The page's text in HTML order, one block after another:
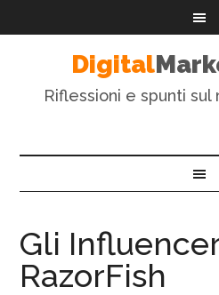
Digital
Riflessioni e spunti
Gli
RazorFish